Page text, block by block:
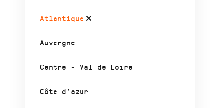
Atlantique
Auvergne
Centre - Val de Loire
Côte d’azur